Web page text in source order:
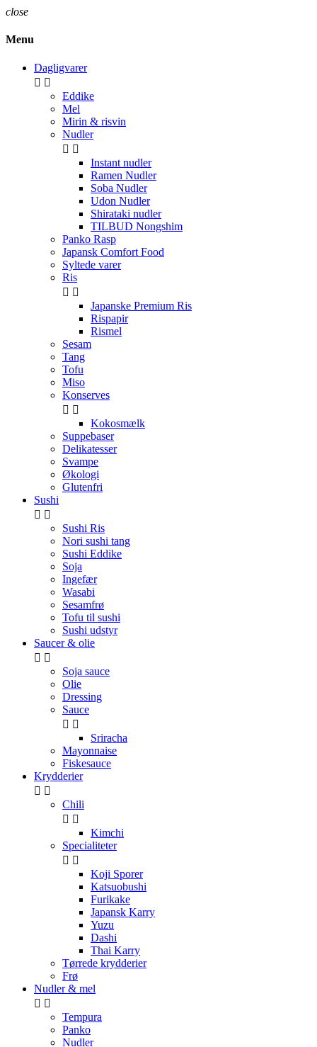
close
Menu
Dagligvarer
 
Eddike
Mel
Mirin & risvin
Nudler
 
Instant nudler
Ramen Nudler
Soba Nudler
Udon Nudler
Shirataki nudler
TILBUD Nongshim
Panko Rasp
Japansk Comfort Food
Syltede varer
Ris
 
Japanske Premium Ris
Rispapir
Rismel
Sesam
Tang
Tofu
Miso
Konserves
 
Kokosmælk
Suppebaser
Delikatesser
Svampe
Økologi
Glutenfri
Sushi
 
Sushi Ris
Nori sushi tang
Sushi Eddike
Soja
Ingefær
Wasabi
Sesamfrø
Tofu til sushi
Sushi udstyr
Saucer & olie
 
Soja sauce
Olie
Dressing
Sauce
 
Sriracha
Mayonnaise
Fiskesauce
Krydderier
 
Chili
 
Kimchi
Specialiteter
 
Koji Sporer
Katsuobushi
Furikake
Japansk Karry
Yuzu
Dashi
Thai Karry
Tørrede krydderier
Frø
Nudler & mel
 
Tempura
Panko
Nudler